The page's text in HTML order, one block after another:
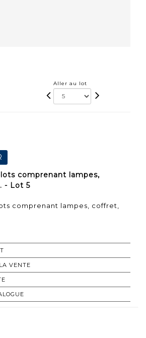
Aller au lot
comprenant lampes,
- Lot 5
comprenant lampes, coffret,
VENTE